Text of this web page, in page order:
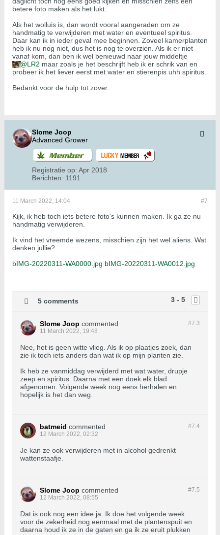
betere foto maken als het lukt.
Als het wolluis is, dan wordt vooral aangeraden om ze
handmatig te verwijderen met water en eventueel spiritus.
Daar kan ik in ieder geval mee beginnen. Zoveel kamerplanten
heb ik nu nog niet, dus het is nog te overzien. Als ik er niet
vanaf kom, dan ben ik wel benieuwd naar jouw middeltje
LR2 maar zoals je het beschrijft heb ik er schrik van en
probeer ik het liever eerst met water en stierenpis uhh spiritus.
Bedankt voor de hulp tot zover.
Slome Joop
Advanced Grower
Registratie op: Apr 2018
Berichten: 1191
#7
11 March 2022, 14:04
Kijk, ik heb toch iets betere foto's kunnen maken. Ik ga ze nu
handmatig verwijderen.
Ik vind het vreemde wezens, misschien zijn het wel aliens. Wat
denken jullie?
bIMG-20220311-WA0000.jpg bIMG-20220311-WA0012.jpg
3 - 5
5 comments
#7.3
Slome Joop commented
11 March 2022, 19:48
Nee, het is geen witte vlieg. Als ik op plaatjes zoek, dan
zie ik toch iets anders dan wat ik op mijn planten zie.
Ik heb ze vanmiddag verwijderd met wat water, drupje
zeep en spiritus. Daarna met een doek elk blad
afgenomen. Volgende week nog eens herhalen en
hopelijk is het dan weg.
#7.4
batmeid commented
12 March 2022, 02:32
Je kan ze ook verwijderen met in alcohol gedrenkt
wattenstaafje.
#7.5
Slome Joop commented
12 March 2022, 08:55
Dat is ook nog een idee ja. Ik doe het volgende week
voor de zekerheid nog eenmaal met de plantenspuit en
daarna houd ik ze in de gaten en ga ik ze eruit plukken